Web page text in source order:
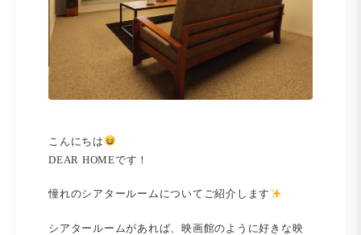
こんにちは
DEAR HOMEです！
憧れのシアタールームについてご紹介します
シアタールームがあれば、映画館のように好きな映